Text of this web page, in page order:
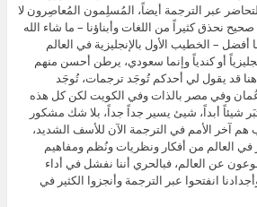
عبر الترجمة أيضاً، المُسلِمون المُعاصِرون لا
نحذق كثيراً من اللغات وأبناؤنا – ما شاء الله
أفضل – الخطيب الأول بالإنجليزية في العالم
أو كندياً وإنما سعودي، يرطن أحسن منهم
قد يقول لي أحدكم تُوجَد ترجمات، تُوجَد
وفي مصر بالذات وفي الكويت لكن كل هذه
شيئاً أبداً، شيئ يسير جداً جداً، بلا شك مشكور
آخر الأمم في الترجمة الآن للأسف الشديد،
في العالم من أفكار ونظريات ونُظم ومفاهيم
عن العالم، فبالحري أننا نفشل في أداء
انفتحوا عبر الترجمة وأنجزوا الكثير في